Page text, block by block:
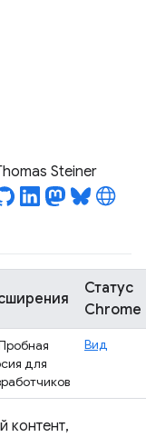
Steiner
Статус
Chrome
для
Вид
контент,